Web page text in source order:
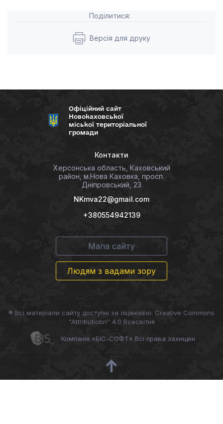
Поділитися:
Версія для друку
Офіційний сайт
Новокаховської
міської територіальної
громади
Контакти
Херсонська область, Каховський
район, м.Нова Каховка, просп.
Дніпровський, 23
NKmva22@gmail.com
+380554942139
Мапа сайту
Людям з вадами зору
® Всі матеріали сайту доступні за ліцензією: Creative Commons
“Attributiobn” 4.0 Всесвітня
Компанія «БІС-СОФТ» Всі права захищен